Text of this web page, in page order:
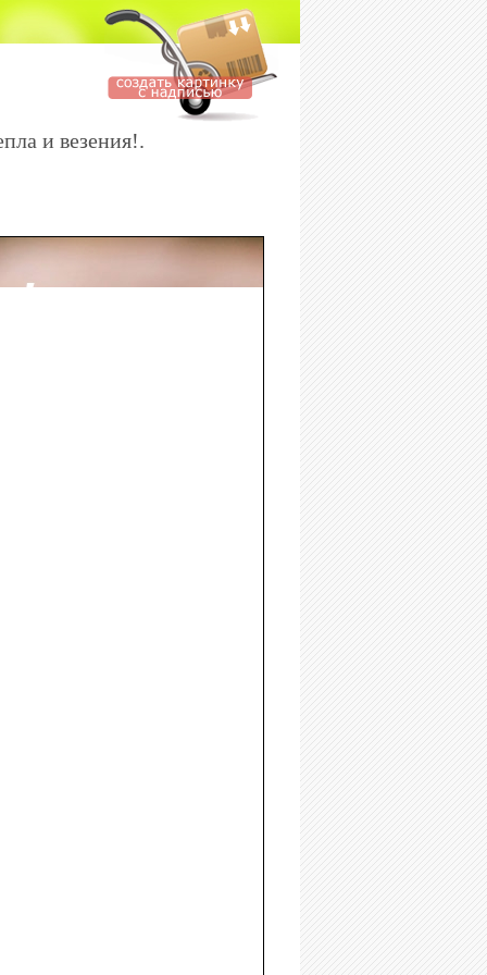
и везения!.